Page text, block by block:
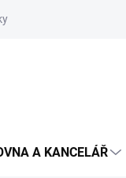
Podmínky
A KANCELÁŘ